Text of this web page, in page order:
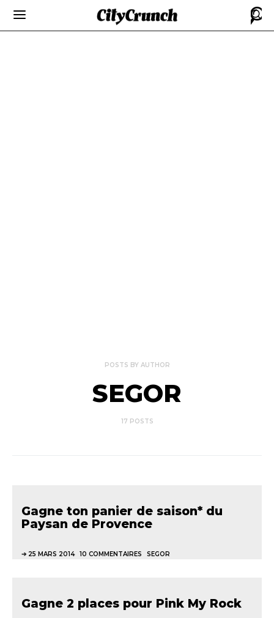
POSTS BY AUTHOR
SEGOR
17 POSTS
Gagne ton panier de saison* du
Paysan de Provence
25 MARS 2014 10 COMMENTAIRES SEGOR
Gagne 2 places pour Pink My Rock